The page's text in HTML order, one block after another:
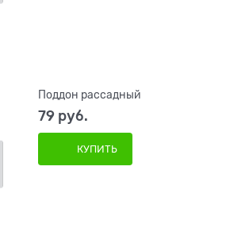
Поддон рассадный
79 руб.
КУПИТЬ